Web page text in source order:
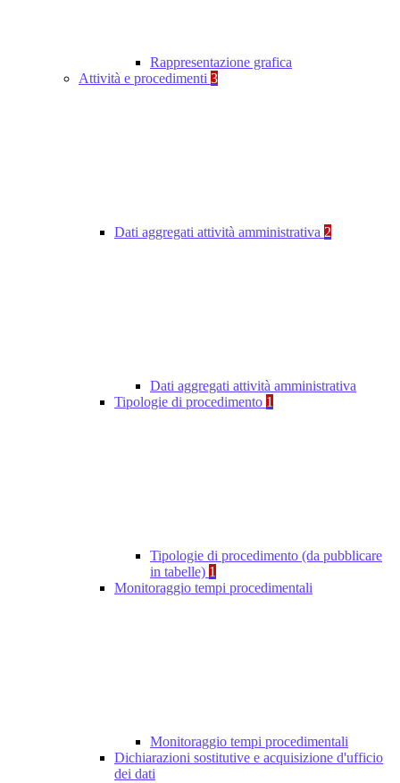
Rappresentazione grafica
Attività e procedimenti 3
Dati aggregati attività amministrativa 2
Dati aggregati attività amministrativa
Tipologie di procedimento 1
Tipologie di procedimento (da pubblicare
in tabelle) 1
Monitoraggio tempi procedimentali
Monitoraggio tempi procedimentali
Dichiarazioni sostitutive e acquisizione d'ufficio
dei dati